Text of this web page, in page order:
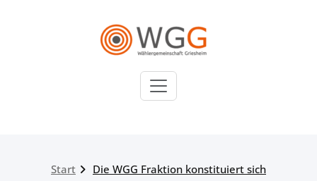
Start Die WGG Fraktion konstituiert sich